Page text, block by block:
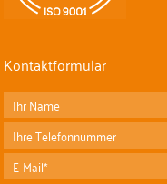
Kontaktformular